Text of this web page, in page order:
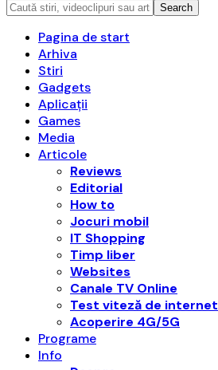
Pagina de start
Arhiva
Stiri
Gadgets
Aplicații
Games
Media
Articole
Reviews
Editorial
How to
Jocuri mobil
IT Shopping
Timp liber
Websites
Canale TV Online
Test viteză de internet
Acoperire 4G/5G
Programe
Info